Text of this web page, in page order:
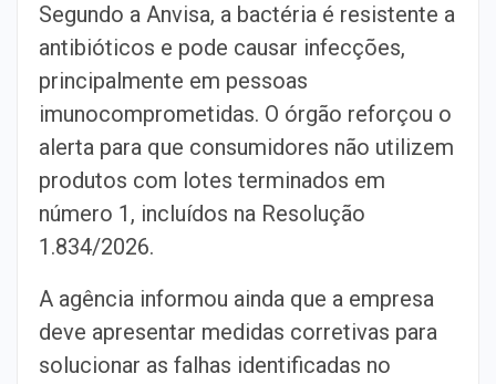
Segundo a Anvisa, a bactéria é resistente a
antibióticos e pode causar infecções,
principalmente em pessoas
imunocomprometidas. O órgão reforçou o
alerta para que consumidores não utilizem
produtos com lotes terminados em
número 1, incluídos na Resolução
1.834/2026.
A agência informou ainda que a empresa
deve apresentar medidas corretivas para
solucionar as falhas identificadas no